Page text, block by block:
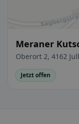
Meraner
Julbach)
Oberort 2, 4162
Jetzt offen